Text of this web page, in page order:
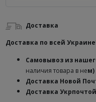
Доставка
Доставка по всей
Самовывоз из
наличия товара в нем)
Доставка Новой
Доставка Укрпочтой